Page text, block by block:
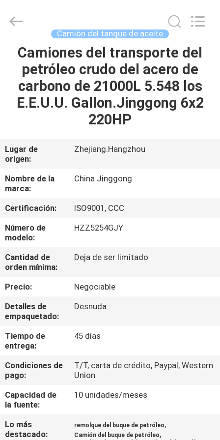
HOGAR
PRODUCTOS
VIAJE
DE
LA
FÁBRICA
CONTROL
DE
ÉNTRENOS
EN
CONTACTO
CON
NOTICIAS
PIDA
SPECIAL
PURPOSE
Reserved.
Camión del tanque de aceite
Camiones del transporte del
petróleo crudo del acero de
carbono de 21000L 5.548 los
E.E.U.U. Gallon.Jinggong 6x2
220HP
Lugar de
origen:
Zhejiang.Hangzhou
Nombre de la
marca:
China Jinggong
Certificación:
ISO9001, CCC
Número de
modelo:
HZZ5254GJY
Cantidad de
orden mínima:
Deja de ser limitado
Precio:
Negociable
Detalles de
empaquetado:
Desnuda
Tiempo de
entrega:
45 días
Condiciones de
pago:
T/T, carta de crédito, Paypal, Western
Union
Capacidad de
la fuente:
10 unidades/meses
Lo más
destacado:
remolque del buque de petróleo,
Camión del buque de petróleo,